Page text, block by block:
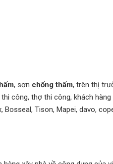
, sơn chống thấm, trên thị
công, thợ thi công, khách
Tison, Mapei, davo,